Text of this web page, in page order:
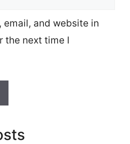
email, and website in
the next time I